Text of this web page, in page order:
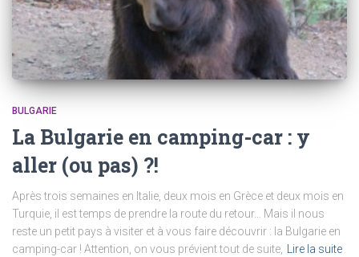
BULGARIE
La Bulgarie en camping-car : y
aller (ou pas) ?!
Après trois semaines en Italie, deux mois en Grèce et deux mois en
Turquie, il est temps de prendre la route du retour… Mais il nous
reste un petit pays à visiter et à vous faire découvrir : la Bulgarie en
camping-car ! Attention, on vous prévient tout de suite,
Lire la suite